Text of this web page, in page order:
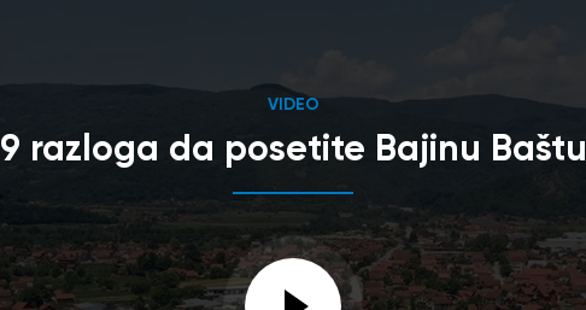
VIDEO
9 razloga da posetite Bajinu Baštu